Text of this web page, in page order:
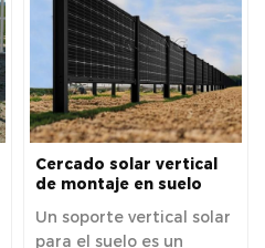
optimiza el espacio y
combina funcionalidad y
estética, ideal tanto
para uso residencial
como comercial.
Cercado solar vertical
de montaje en suelo
Un soporte vertical solar
para el suelo es un